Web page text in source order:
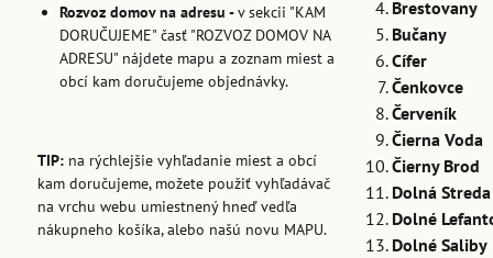
Brestovany
Bučany
Cífer
Čenkovce
Červeník
Čierna Voda
Čierny Brod
Dolná Streda
Dolné
Dolné Saliby
Rozvoz domov na adresu -v sekcii "KAM
DORUČUJEME" časť "ROZVOZ DOMOV NA
ADRESU" nájdete mapu a zoznam miest a
obcí kam doručujeme objednávky.
TIP:na rýchlejšie vyhľadanie miest a obcí
kam doručujeme, možete použiť vyhľadávač
na vrchu webu umiestnený hneď vedľa
nákupneho košíka, alebo našú novu MAPU.